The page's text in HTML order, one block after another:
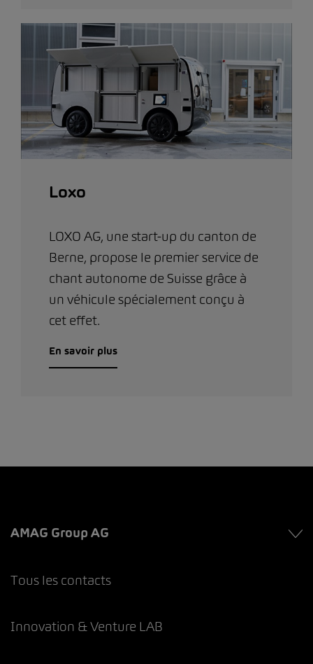
Loxo
LOXO AG, une start-up du canton de
Berne, propose le premier service de
chant autonome de Suisse grâce à
un véhicule spécialement conçu à
cet effet.
En savoir plus
AMAG Group AG
Tous les contacts
Innovation & Venture LAB